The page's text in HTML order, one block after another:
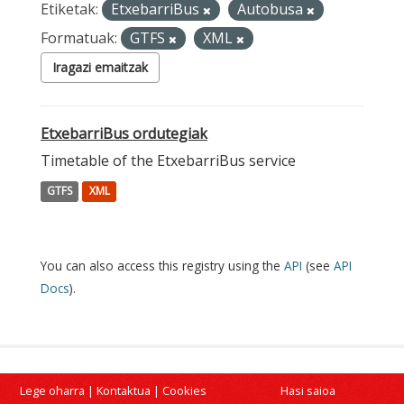
Etiketak: EtxebarriBus
Autobusa
Formatuak:
GTFS XML
Iragazi emaitzak
EtxebarriBus ordutegiak
Timetable of the EtxebarriBus service
GTFS XML
You can also access this registry using the API (see API
Docs).
Lege oharra | Kontaktua | Cookies Hasi saioa